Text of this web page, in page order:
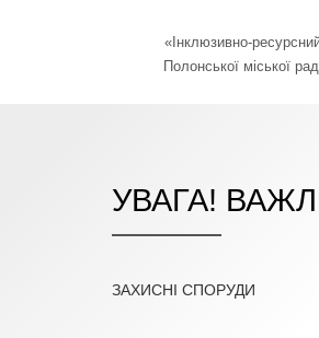
«Інклюзивно-
Полонської міської
УВАГА!
ЗАХИСНІ СПОРУДИ